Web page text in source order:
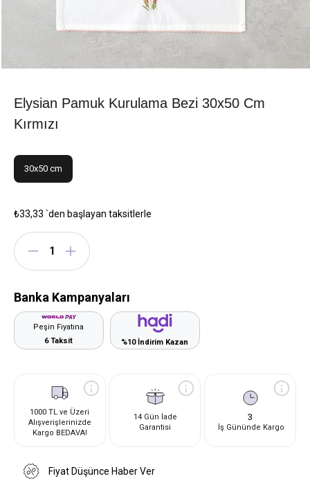
Elysian Pamuk Kurulama Bezi 30x50 Cm
Kırmızı
30x50 cm
₺33,33 `den başlayan taksitlerle
Banka Kampanyaları
Peşin Fiyatına
6 Taksit
%10 İndirim Kazan
1000 TL ve Üzeri
Alışverişlerinizde
Kargo BEDAVA!
14 Gün İade
Garantisi
3
İş Gününde Kargo
Fiyat Düşünce Haber Ver